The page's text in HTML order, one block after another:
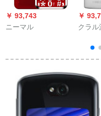
￥ 93,743
ニーマル
￥
クラル
8712
は、白
を受